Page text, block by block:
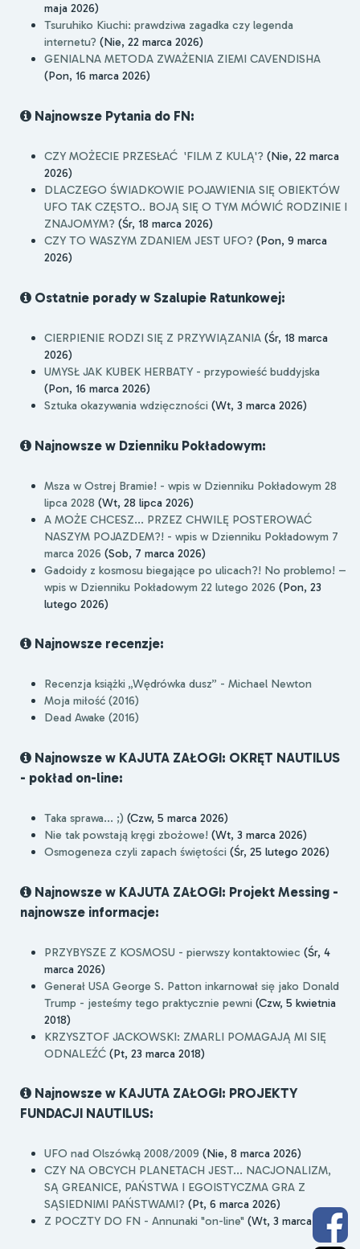
maja 2026)
Tsuruhiko Kiuchi: prawdziwa zagadka czy legenda
internetu? (Nie, 22 marca 2026)
GENIALNA METODA ZWAŻENIA ZIEMI CAVENDISHA
(Pon, 16 marca 2026)
Najnowsze Pytania do FN:
CZY MOŻECIE PRZESŁAĆ 'FILM Z KULĄ'? (Nie, 22 marca
2026)
DLACZEGO ŚWIADKOWIE POJAWIENIA SIĘ OBIEKTÓW
UFO TAK CZĘSTO.. BOJĄ SIĘ O TYM MÓWIĆ RODZINIE I
ZNAJOMYM? (Śr, 18 marca 2026)
CZY TO WASZYM ZDANIEM JEST UFO? (Pon, 9 marca
2026)
Ostatnie porady w Szalupie Ratunkowej:
CIERPIENIE RODZI SIĘ Z PRZYWIĄZANIA (Śr, 18 marca
2026)
UMYSŁ JAK KUBEK HERBATY - przypowieść buddyjska
(Pon, 16 marca 2026)
Sztuka okazywania wdzięczności (Wt, 3 marca 2026)
Najnowsze w Dzienniku Pokładowym:
Msza w Ostrej Bramie! - wpis w Dzienniku Pokładowym 28
lipca 2028 (Wt, 28 lipca 2026)
A MOŻE CHCESZ... PRZEZ CHWILĘ POSTEROWAĆ
NASZYM POJAZDEM?! - wpis w Dzienniku Pokładowym 7
marca 2026 (Sob, 7 marca 2026)
Gadoidy z kosmosu biegające po ulicach?! No problemo! –
wpis w Dzienniku Pokładowym 22 lutego 2026 (Pon, 23
lutego 2026)
Najnowsze recenzje:
Recenzja książki „Wędrówka dusz” - Michael Newton
Moja miłość (2016)
Dead Awake (2016)
Najnowsze w KAJUTA ZAŁOGI: OKRĘT NAUTILUS
- pokład on-line:
Taka sprawa... ;) (Czw, 5 marca 2026)
Nie tak powstają kręgi zbożowe! (Wt, 3 marca 2026)
Osmogeneza czyli zapach świętości (Śr, 25 lutego 2026)
Najnowsze w KAJUTA ZAŁOGI: Projekt Messing -
najnowsze informacje:
PRZYBYSZE Z KOSMOSU - pierwszy kontaktowiec (Śr, 4
marca 2026)
Generał USA George S. Patton inkarnował się jako Donald
Trump - jesteśmy tego praktycznie pewni (Czw, 5 kwietnia
2018)
KRZYSZTOF JACKOWSKI: ZMARLI POMAGAJĄ MI SIĘ
ODNALEŹĆ (Pt, 23 marca 2018)
Najnowsze w KAJUTA ZAŁOGI: PROJEKTY
FUNDACJI NAUTILUS:
UFO nad Olszówką 2008/2009 (Nie, 8 marca 2026)
CZY NA OBCYCH PLANETACH JEST... NACJONALIZM,
SĄ GREANICE, PAŃSTWA I EGOISTYCZMA GRA Z
SĄSIEDNIMI PAŃSTWAMI? (Pt, 6 marca 2026)
Z POCZTY DO FN - Annunaki "on-line" (Wt, 3 marca 2026)